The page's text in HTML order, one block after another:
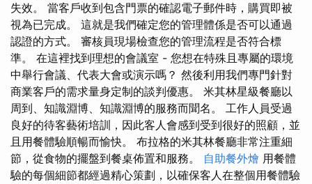
失效。 當客戶收到包含門票的確認電子郵件時，購買即被
視為已完成。 這就是我們確定您的管理體係是否可以通過
認證的方式。 審核員現場檢查您的管理流程是否符合標
準。 在這裡找到理想的會議室 - 您想在特殊且專屬的環境
中舉行會議、代表大會或演示嗎？ 然後利用我們專門針對
商業客戶的需求量身定制的談判優惠。 米其林星級餐廳以
周到、知識淵博、知識淵博的服務而聞名。 工作人員受過
良好的待客藝術培訓，因此客人會感到受到很好的照顧，並
且用餐體驗順暢而愉快。 布拉格的米其林餐廳非常注重細
節，從食物的擺盤到餐桌佈置和服務。 自助餐外燴 用餐體
驗的每個細節都經過精心策劃，以確保客人在整個用餐體驗